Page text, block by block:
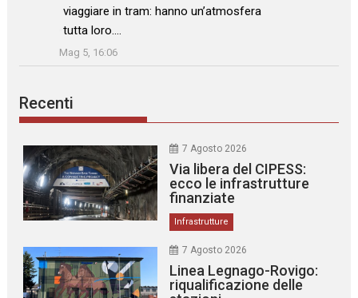
viaggiare in tram: hanno un’atmosfera
tutta loro.…
”
Mag 5, 16:06
Recenti
7 Agosto 2026
Via libera del CIPESS:
ecco le infrastrutture
finanziate
Infrastrutture
7 Agosto 2026
Linea Legnago-Rovigo:
riqualificazione delle